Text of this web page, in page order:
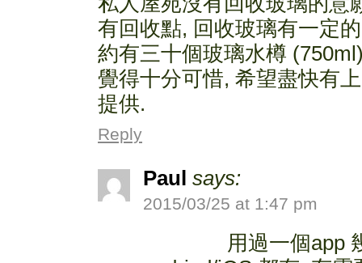
有回收點, 回收玻璃有一定
約有三十個玻璃水樽
覺得十分可惜, 希望盡快有
提供.
Reply
Paul says:
2015/03/25 at 1:47 pm
用過一個app 幾好